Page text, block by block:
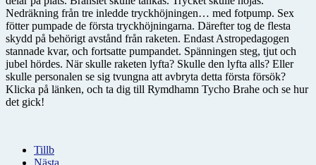
Nedräkning från tre inledde tryckhöjningen… med fotpump. Sex
fötter pumpade de första tryckhöjningarna. Därefter tog de flesta
skydd på behörigt avstånd från raketen. Endast Astropedagogen
stannade kvar, och fortsatte pumpandet. Spänningen steg, tjut och
jubel hördes. När skulle raketen lyfta? Skulle den lyfta alls? Eller
skulle personalen se sig tvungna att avbryta detta första försök?
Klicka på länken, och ta dig till Rymdhamn Tycho Brahe och se hur
det gick!
Tillb
Nästa